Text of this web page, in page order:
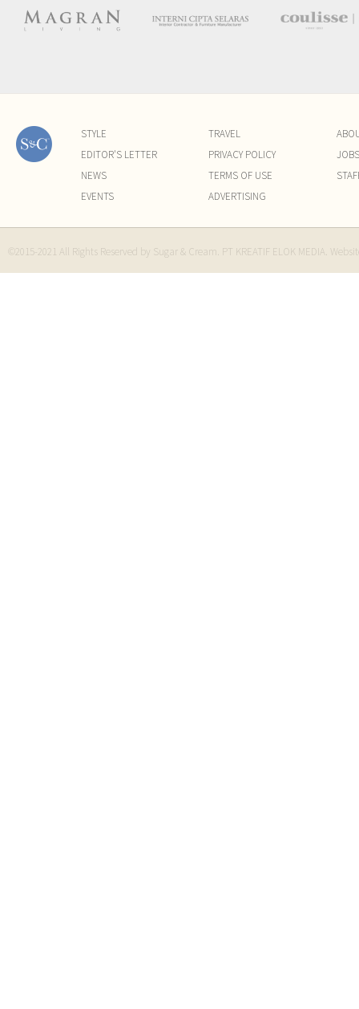
STYLE
EDITOR'S LETTER
NEWS
EVENTS
TRAVEL
PRIVACY POLICY
TERMS OF USE
ADVERTISING
JOBS
©2015-2021 All Rights Reserved by Sugar & Cream. PT KREATIF ELOK MEDIA.